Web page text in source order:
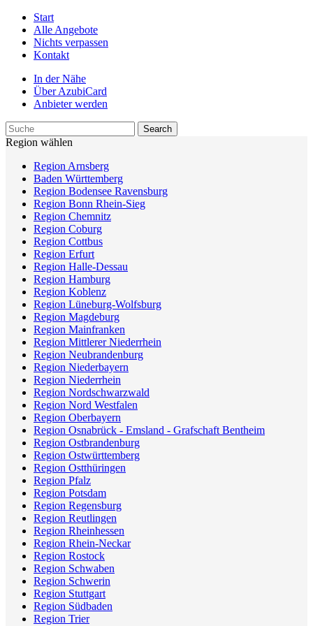
Start
Alle Angebote
Nichts verpassen
Kontakt
In der Nähe
Über AzubiCard
Anbieter werden
Region wählen
Region Arnsberg
Baden Württemberg
Region Bodensee Ravensburg
Region Bonn Rhein-Sieg
Region Chemnitz
Region Coburg
Region Cottbus
Region Erfurt
Region Halle-Dessau
Region Hamburg
Region Koblenz
Region Lüneburg-Wolfsburg
Region Magdeburg
Region Mainfranken
Region Mittlerer Niederrhein
Region Neubrandenburg
Region Niederbayern
Region Niederrhein
Region Nordschwarzwald
Region Nord Westfalen
Region Oberbayern
Region Osnabrück - Emsland - Grafschaft Bentheim
Region Ostbrandenburg
Region Ostwürttemberg
Region Ostthüringen
Region Pfalz
Region Potsdam
Region Regensburg
Region Reutlingen
Region Rheinhessen
Region Rhein-Neckar
Region Rostock
Region Schwaben
Region Schwerin
Region Stuttgart
Region Südbaden
Region Trier